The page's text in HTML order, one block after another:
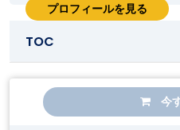
プロフィールを見る
TOC
今